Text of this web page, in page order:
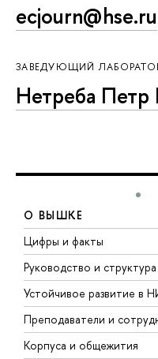
ecjourn@hse.ru
ЗАВЕДУЮЩИЙ
Нетреба Петр
О ВЫШКЕ
Цифры и факты
Руководство и структура
Устойчивое развитие в
Преподаватели и
Корпуса и общежития